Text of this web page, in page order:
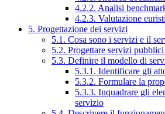
4.2.2. Analisi
4.2.3. Valutazione
5. Progettazione dei servizi
5.1. Cosa sono i servizi e il
5.2. Progettare servizi
5.3. Definire il modello di
5.3.1. Identificare gli
5.3.2. Formulare la
5.3.3. Inquadrare gli
servizio